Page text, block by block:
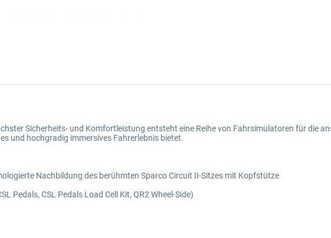
Sicherheits- und Komfortleistung entsteht eine Reihe von Fahrsimulatoren für die
und hochgradig immersives Fahrerlebnis bietet.
Nachbildung des berühmten Sparco Circuit II-Sitzes mit Kopfstütze
Pedals, CSL Pedals Load Cell Kit, QR2 Wheel-Side)